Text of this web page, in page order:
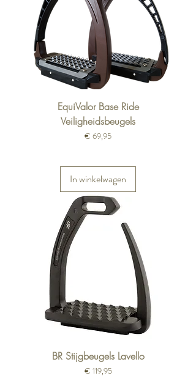
EquiValor Base Ride
Veiligheidsbeugels
Prijs
€ 69,95
In winkelwagen
BR Stijgbeugels Lavello
Prijs
€ 119,95